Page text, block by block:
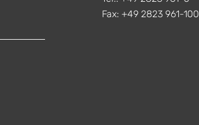
Fax: +49 2823 961-100